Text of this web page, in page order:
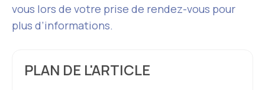
vous lors de votre prise de rendez-vous pour
plus d’informations.
PLAN DE L'ARTICLE